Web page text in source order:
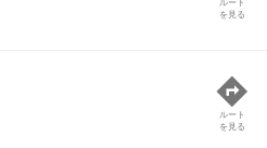
を見る
ルート
を見る